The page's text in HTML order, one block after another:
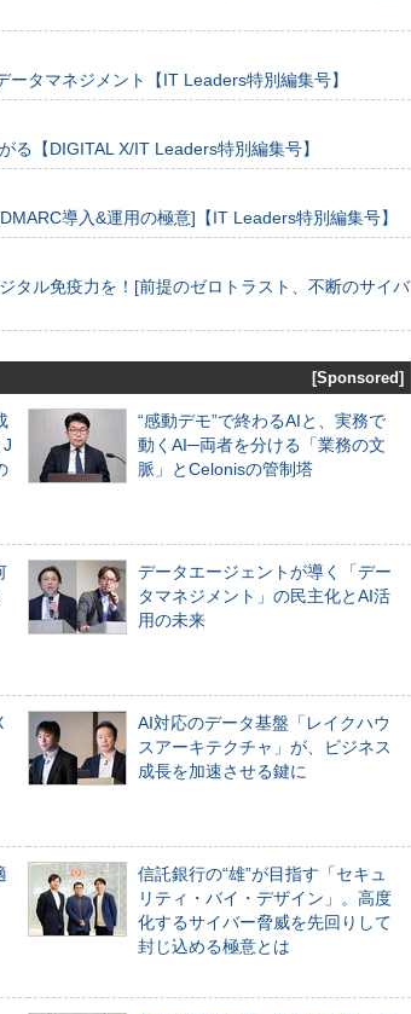
タマネジメント【IT Leaders特別編集号】
【DIGITAL X/IT Leaders特別編集号】
導入&運用の極意]【IT Leaders特別編集号】
タル免疫力を！[前提のゼロトラスト、不断のサイバ
[Sponsored]
“感動デモ”で終わるAIと、実務で
動くAI─両者を分ける「業務の文
脈」とCelonisの管制塔
データエージェントが導く「デー
タマネジメント」の民主化とAI活
用の未来
AI対応のデータ基盤「レイクハウ
スアーキテクチャ」が、ビジネス
成長を加速させる鍵に
信託銀行の“雄”が目指す「セキュ
リティ・バイ・デザイン」。高度
化するサイバー脅威を先回りして
封じ込める極意とは